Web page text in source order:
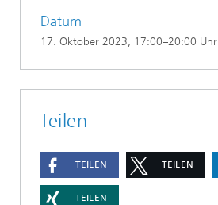
Datum
17. Oktober 2023, 17:00–20:00 Uhr
Teilen
TEILEN TEILEN
TEILEN